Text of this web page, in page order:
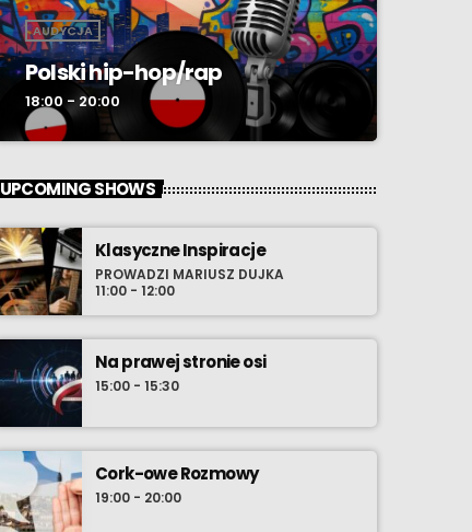
AUDYCJA
Polski hip-hop/rap
18:00 - 20:00
UPCOMING SHOWS
Klasyczne Inspiracje
PROWADZI MARIUSZ DUJKA
11:00 - 12:00
Na prawej stronie osi
15:00 - 15:30
Cork-owe Rozmowy
19:00 - 20:00